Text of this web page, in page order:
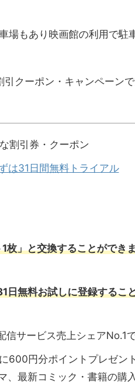
場もあり映画館の利用で駐
引クーポン・キャンペーン
割引券・クーポン
は31日間無料トライアル
枚」と交換することができ
日無料お試しに登録するこ
信サービス売上シェアNo.1
600円分ポイントプレゼン
、最新コミック・書籍の購